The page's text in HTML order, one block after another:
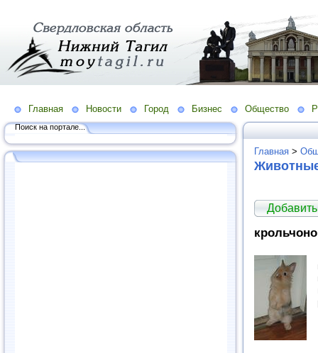
Главная Новости Город Бизнес Общество
Поиск на портале...
Главная >